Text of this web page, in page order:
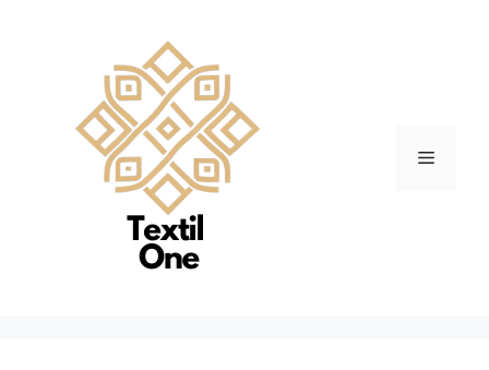
Menü